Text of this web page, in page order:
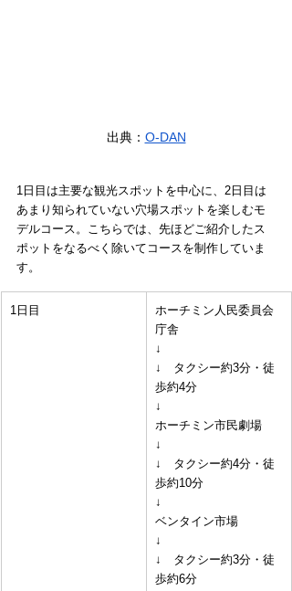
出典： O-DAN
1日目は主要な観光スポットを中心に、2日目は
あまり知られていない穴場スポットを楽しむモ
デルコース。こちらでは、先ほどご紹介したス
ポットをなるべく除いてコースを制作していま
す。
1日目
ホーチミン人民委員会
庁舎
↓
↓　タクシー約3分・徒
歩約4分
↓
ホーチミン市民劇場
↓
↓　タクシー約4分・徒
歩約10分
↓
ベンタイン市場
↓
↓　タクシー約3分・徒
歩約6分